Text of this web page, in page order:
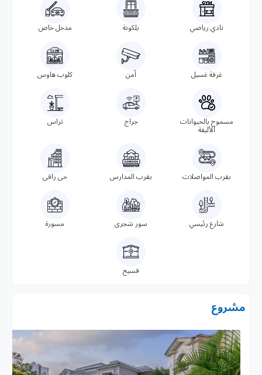
نادي رياضي بلكونة مدخل خاص
غرفة غسيل أمن كلوب هاوس
مسموح بالحيوانات
الأليفة
جراج تراس
بقرب المواصلات بقرب المدارس حى راقى
شارع رئيسي سور شجرى مسورة
فسيح
مشروع